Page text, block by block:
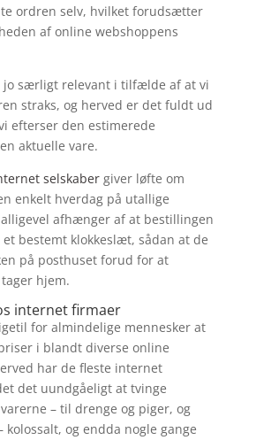
ordren selv, hvilket forudsætter
af online webshoppens
jo særligt relevant i tilfælde af at vi
straks, og herved er det fuldt ud
efterser den estimerede
aktuelle vare.
selskabergiver løfte om
enkelt hverdag på utallige
afhænger af at bestillingen
bestemt klokkeslæt, sådan at de
på posthuset forud for at
hjem.
internet firmaer
for almindelige mennesker at
i blandt diverse online
har de fleste internet
det uundgåeligt at tvinge
– til drenge og piger, og
kolossalt, og endda nogle gange